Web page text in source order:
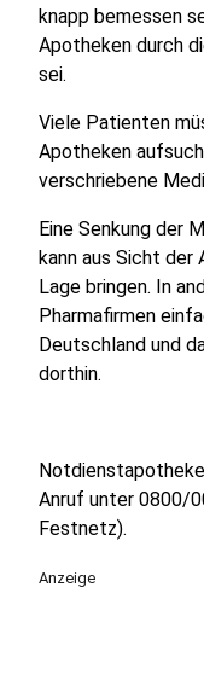
knapp bemessen
Apotheken durch
sei.
Viele Patienten
Apotheken
verschriebene
Eine Senkung der
kann aus Sicht der
Lage bringen. In
Pharmafirmen
Deutschland und
dorthin.
Anruf unter 0800/
Festnetz).
Anzeige